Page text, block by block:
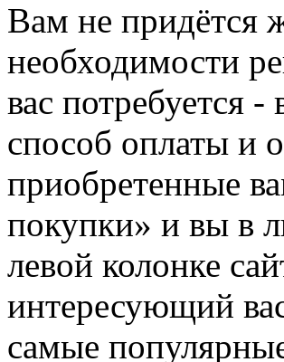
Вам не придётся
необходимости
вас потребуется
способ оплаты и
приобретенные
покупки» и вы в
левой колонке
интересующий
самые